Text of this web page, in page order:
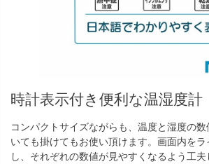
時計表示付き便利な温湿度計
コンパクトサイズながらも、温度と湿度の
いても掛けてもお使い頂けます。画面内をラ
し、それぞれの数値が見やすくなるよう工夫